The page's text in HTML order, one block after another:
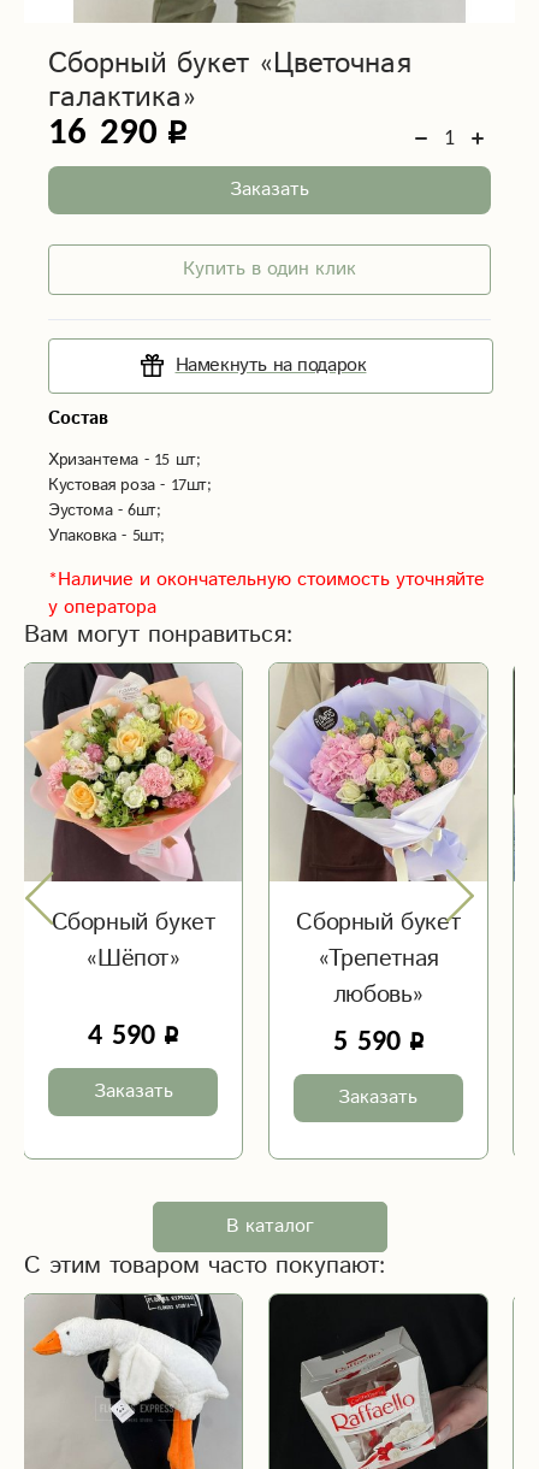
Сборный букет «Цветочная
галактика»
16 290
Заказать
Купить в один клик
Намекнуть на подарок
Состав
Хризантема - 15 шт;
Кустовая роза - 17шт;
Эустома - 6шт;
Упаковка - 5шт;
*Наличие и окончательную стоимость уточняйте
у оператора
Вам могут понравиться:
Сборный букет
«Шёпот»
4 590
Заказать
Сборный букет
«Трепетная
любовь»
5 590
Заказать
В каталог
С этим товаром часто покупают: